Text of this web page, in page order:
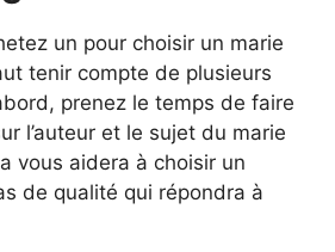
un pour choisir un marie
tenir compte de plusieurs
prenez le temps de faire
l’auteur et le sujet du marie
vous aidera à choisir un
de qualité qui répondra à